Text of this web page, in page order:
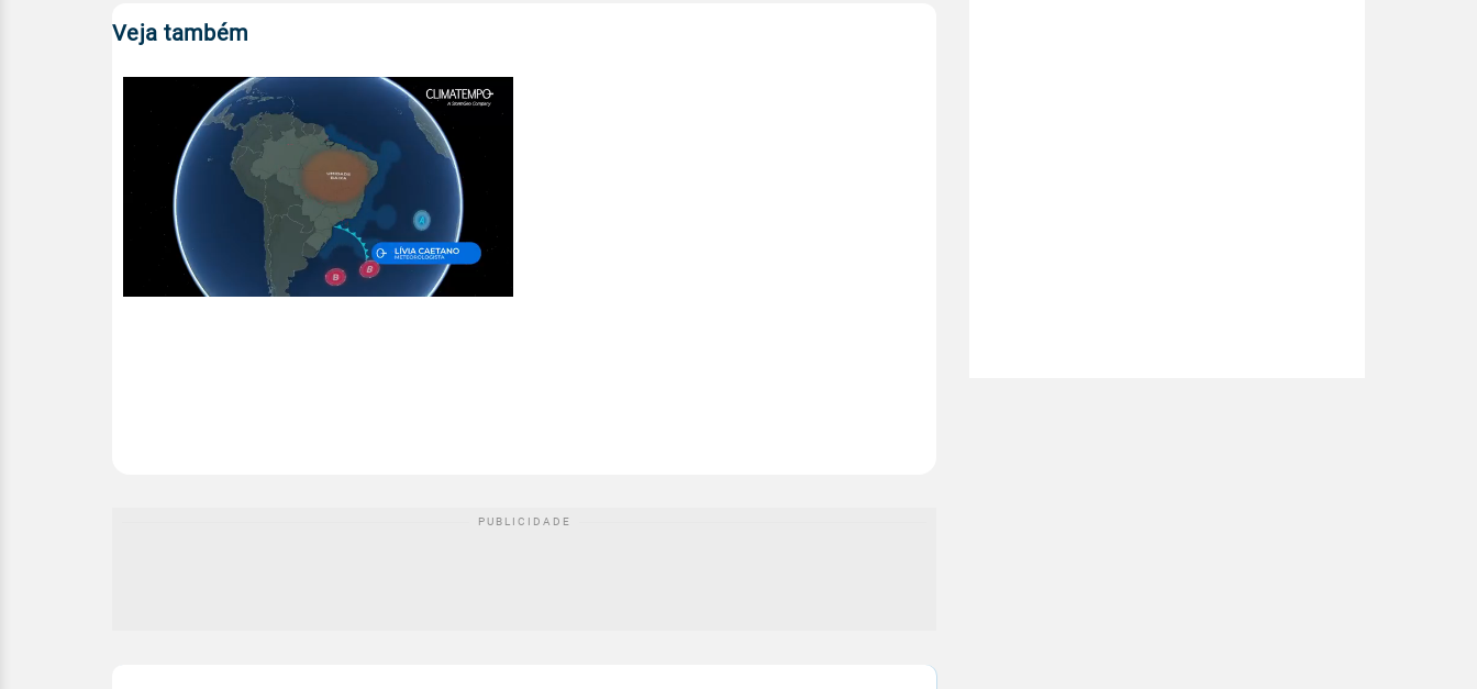
Veja também